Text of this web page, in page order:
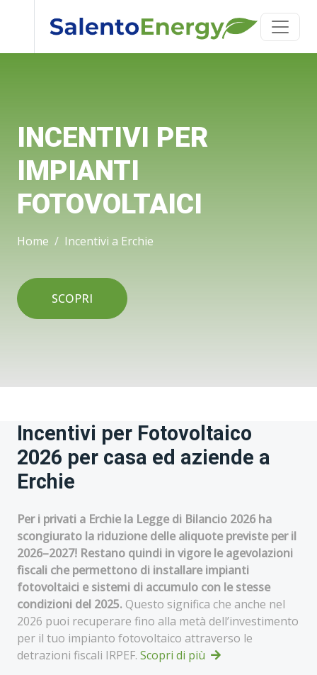
INCENTIVI PER
IMPIANTI
FOTOVOLTAICI
Home Incentivi a Erchie
SCOPRI
Incentivi per Fotovoltaico
2026 per casa ed aziende a
Erchie
Per i privati a Erchie la Legge di Bilancio 2026 ha
scongiurato la riduzione delle aliquote previste per il
2026–2027! Restano quindi in vigore le agevolazioni
fiscali che permettono di installare impianti
fotovoltaici e sistemi di accumulo con le stesse
condizioni del 2025. Questo significa che anche nel
2026 puoi recuperare fino alla metà dell’investimento
per il tuo impianto fotovoltaico attraverso le
detrazioni fiscali IRPEF. Scopri di più